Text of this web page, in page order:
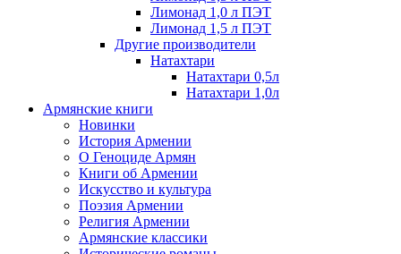
Лимонад 1,0 л ПЭТ
Лимонад 1,5 л ПЭТ
Другие производители
Натахтари
Натахтари 0,5л
Натахтари 1,0л
Армянские книги
Новинки
История Армении
О Геноциде Армян
Книги об Армении
Иcкусство и культура
Поэзия Армении
Религия Армении
Армянские классики